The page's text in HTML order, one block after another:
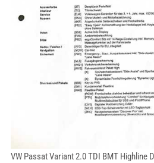
VW Passat Variant 2.0 TDI BMT Highline